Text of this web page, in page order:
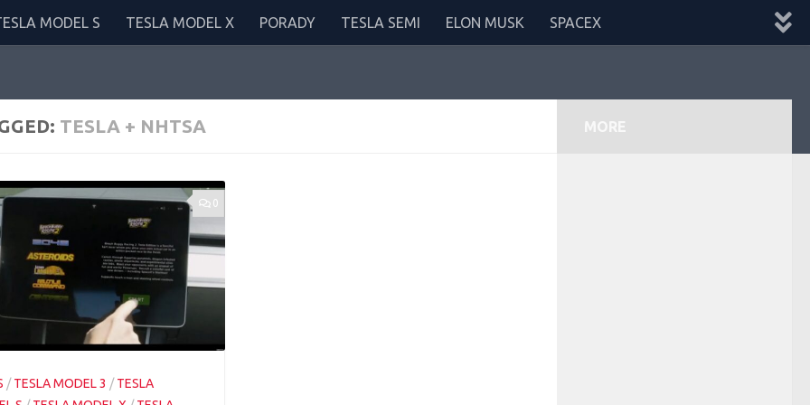
MODEL S TESLA MODEL X PORADY TESLA SEMI ELON MUSK SPACEX
TESLA + NHTSA
0
/TESLA MODEL 3 /TESLA
MORE